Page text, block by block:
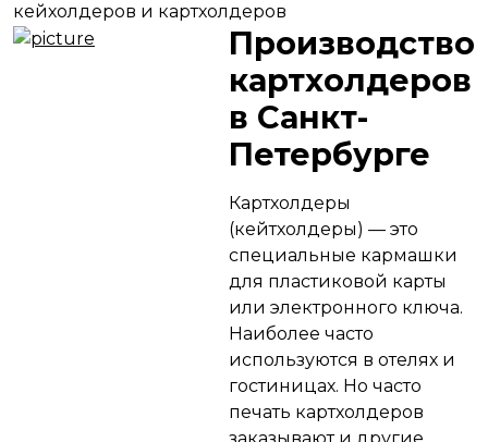
кейхолдеров и картхолдеров
Производство
картхолдеров
в Санкт-
Петербурге
Картхолдеры
(кейтхолдеры) — это
специальные кармашки
для пластиковой карты
или электронного ключа.
Наиболее часто
используются в отелях и
гостиницах. Но часто
печать картхолдеров